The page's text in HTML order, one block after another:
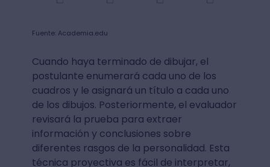
Fuente: Academia.edu
Cuando haya terminado de dibujar, el
postulante enumerará cada uno de los
cuadros y le asignará un título a cada uno
de los dibujos. Posteriormente, el evaluador
revisará la prueba para extraer
información y conclusiones sobre
diferentes rasgos de la personalidad. Esta
técnica proyectiva es fácil de interpretar,